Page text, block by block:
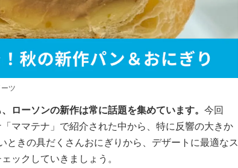
ツ
ローソンの新作は常に話題を集めています。 今回
ママテナ」で紹介された中から、特に反響の大きか
ときの具だくさんおにぎりから、デザートに最適なス
ックしていきましょう。